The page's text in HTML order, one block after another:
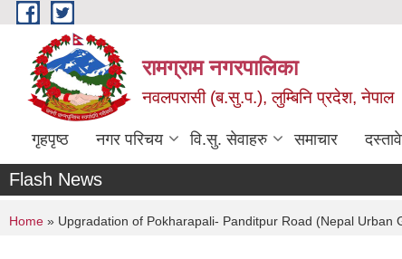
Skip to main content
रामग्राम नगरपालिका
नवलपरासी (ब.सु.प.), लुम्बिनि प्रदेश, नेपाल
गृहपृष्ठ नगर परिचय वि.सु. सेवाहरु समाचार
Flash News
You are here
Home » Upgradation of Pokharapali- Panditpur Road (Nepal Urban